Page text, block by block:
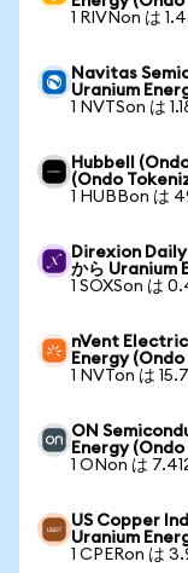
1 RIVNon は
Navitas
Uranium
1 NVTSon は
Hubbell
(Ondo
1 HUBBon は
Direxion
から Uranium
1 SOXSon は
nVent
Energy
1 NVTon は
ON
Energy
1 ONon は
US Copper
Uranium
1 CPERon は